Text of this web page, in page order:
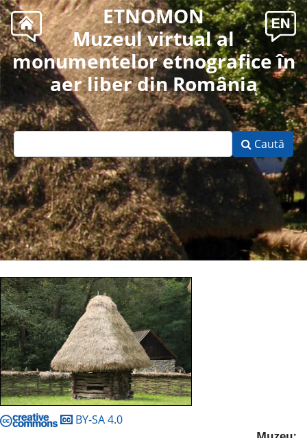
ETNOMON
Muzeul virtual al
monumentelor etnografice în
aer liber din România
Caută
BY-SA 4.0